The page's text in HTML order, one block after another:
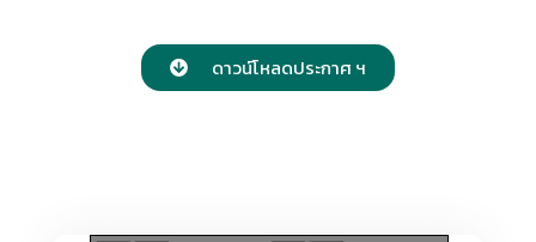
ดาวน์โหลดประกาศ ฯ